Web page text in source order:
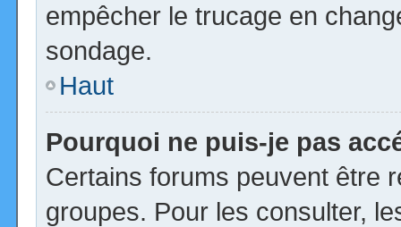
empêcher le trucage en
sondage.
Haut
Pourquoi ne puis-je pas
Certains forums peuvent être
groupes. Pour les consulter,